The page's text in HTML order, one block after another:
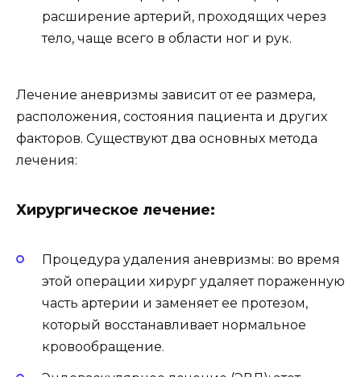
расширение артерий, проходящих через
тело, чаще всего в области ног и рук.
Лечение аневризмы зависит от ее размера,
расположения, состояния пациента и других
факторов. Существуют два основных метода
лечения:
Хирургическое лечение:
Процедура удаления аневризмы: во время
этой операции хирург удаляет пораженную
часть артерии и заменяет ее протезом,
который восстанавливает нормальное
кровообращение.